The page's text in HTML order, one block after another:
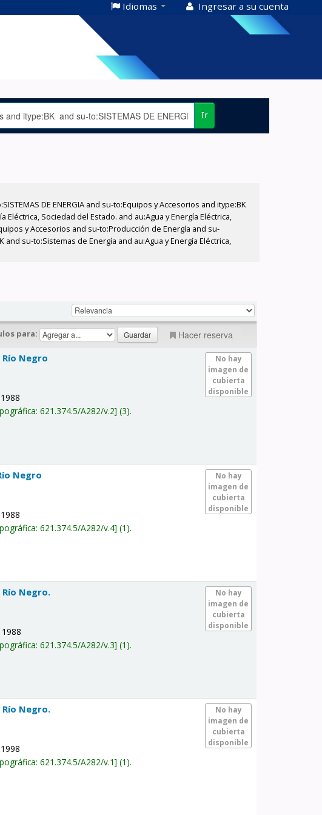
Idiomas Ingresar a su cuenta
Ir
DE ENERGIA and su-to:Equipos y Accesorios and itype:BK
Sociedad del Estado. and au:Agua y Energía Eléctrica,
y Accesorios and su-to:Producción de Energía and su-
su-to:Sistemas de Energía and au:Agua y Energía Eléctrica,
para: Hacer reserva
No hay
imagen de
cubierta
disponible
Río Negro
621.374.5/A282/v.2 (3).
No hay
imagen de
cubierta
disponible
Negro
621.374.5/A282/v.4 (1).
No hay
imagen de
cubierta
disponible
Río Negro.
1988
621.374.5/A282/v.3 (1).
No hay
imagen de
cubierta
disponible
Río Negro.
621.374.5/A282/v.1 (1).